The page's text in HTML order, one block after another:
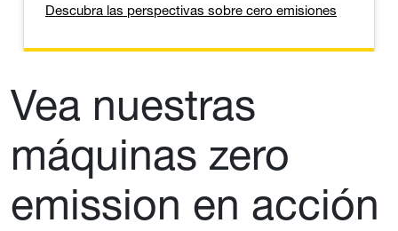
Descubra las perspectivas sobre cero emisiones
Vea nuestras
máquinas zero
emission en acción